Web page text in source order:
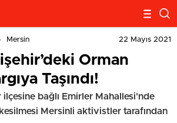
Mersin 22 Mayıs 2021
Orman
Taşındı!
ilçesine bağlı Emirler Mahallesi'nde
Mersinli aktivistler tarafından